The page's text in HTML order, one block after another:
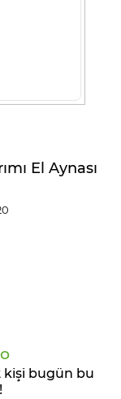
El Aynası
kişi bugün bu